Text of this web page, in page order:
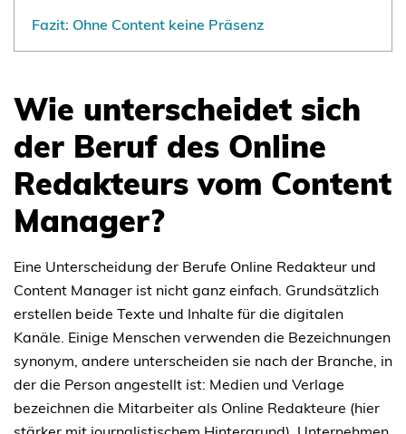
Fazit: Ohne Content keine Präsenz
Wie unterscheidet sich
der Beruf des Online
Redakteurs vom Content
Manager?
Eine Unterscheidung der Berufe Online Redakteur und
Content Manager ist nicht ganz einfach. Grundsätzlich
erstellen beide Texte und Inhalte für die digitalen
Kanäle. Einige Menschen verwenden die Bezeichnungen
synonym, andere unterscheiden sie nach der Branche, in
der die Person angestellt ist: Medien und Verlage
bezeichnen die Mitarbeiter als Online Redakteure (hier